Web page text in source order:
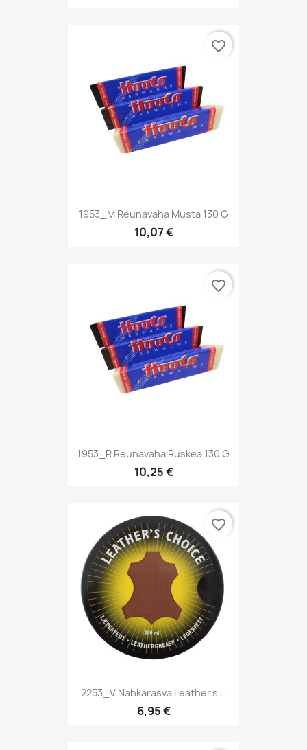
1953_M Reunavaha Musta 130 G
10,07 €
favorite_border
1953_R Reunavaha Ruskea 130 G
10,25 €
favorite_border
2253_V Nahkarasva Leather's...
6,95 €
favorite_border